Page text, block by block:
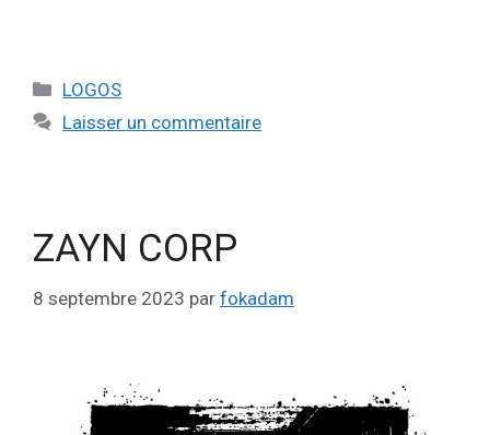
LOGOS
Laisser un commentaire
ZAYN CORP
8 septembre 2023 par fokadam